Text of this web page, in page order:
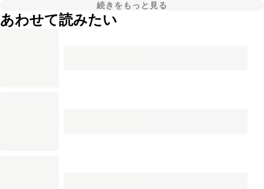
続きをもっと見る
あわせて読みたい